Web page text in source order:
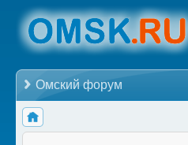
Омский форум